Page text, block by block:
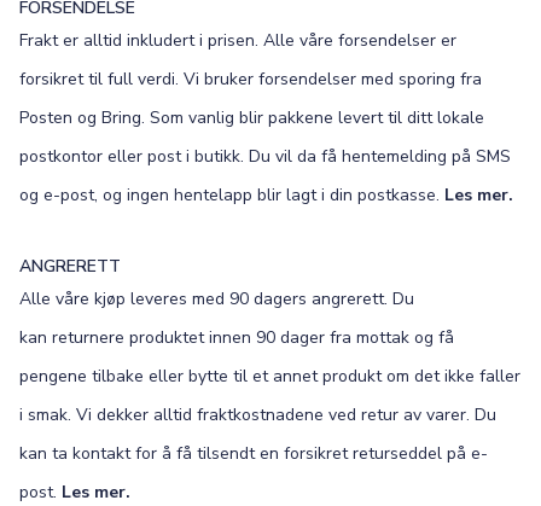
FORSENDELSE
Frakt er alltid inkludert i prisen. Alle våre forsendelser er
forsikret til full verdi. Vi bruker forsendelser med sporing fra
Posten og Bring. Som vanlig blir pakkene levert til ditt lokale
postkontor eller post i butikk. Du vil da få hentemelding på SMS
og e-post, og ingen hentelapp blir lagt i din postkasse. Les mer.
ANGRERETT
Alle våre kjøp leveres med 90 dagers angrerett. Du
kan returnere produktet innen 90 dager fra mottak og få
pengene tilbake eller bytte til et annet produkt om det ikke faller
i smak. Vi dekker alltid fraktkostnadene ved retur av varer. Du
kan ta kontakt for å få tilsendt en forsikret returseddel på e-
post. Les mer.